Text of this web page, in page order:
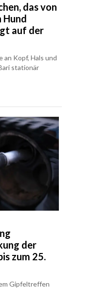
das von
Hund
auf der
Kopf, Hals und
stationär
der
zum 25.
Gipfeltreffen